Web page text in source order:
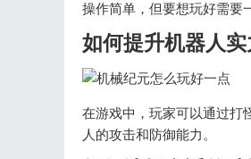
操作简单，但要想玩好需要
如何提升机器人实
在游戏中，玩家可以通过打
人的攻击和防御能力。